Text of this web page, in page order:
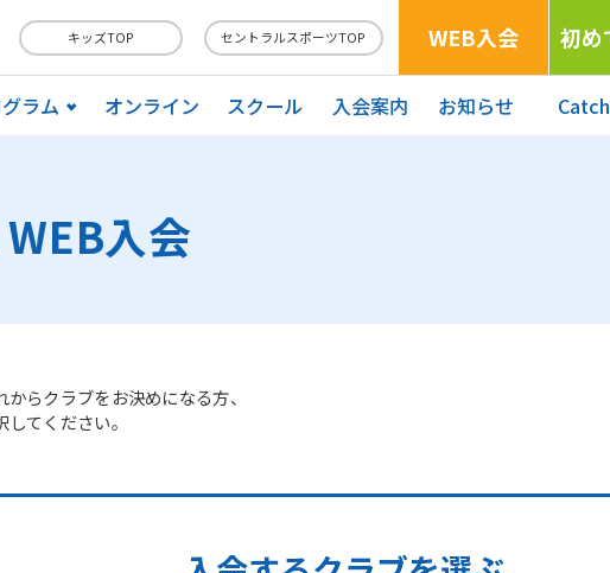
キッズTOP セントラルスポーツTOP WEB入会 初め
ラム オンライン スクール 入会案内 お知らせ
入会
らクラブをお決めになる方、
てください。